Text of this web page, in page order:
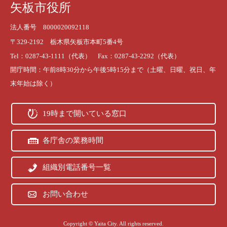
矢板市役所
法人番号 8000020092118
〒329-2192 栃木県矢板市本町5番4号
Tel：0287-43-1111（代表） Fax：0287-43-2292（代表）
開庁時間：午前8時30分から午後5時15分まで（土曜、日曜、祝日、年
末年始は除く）
19時まで開いている窓口
各庁舎の業務時間
組織別電話番号一覧
お問い合わせ
Copyright © Yaita City. All rights reserved.